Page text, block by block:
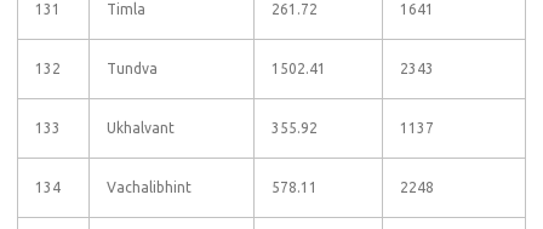
131 Timla 261.72 1641
132 Tundva 1502.41 2343
133 Ukhalvant 355.92 1137
134 Vachalibhint 578.11 2248